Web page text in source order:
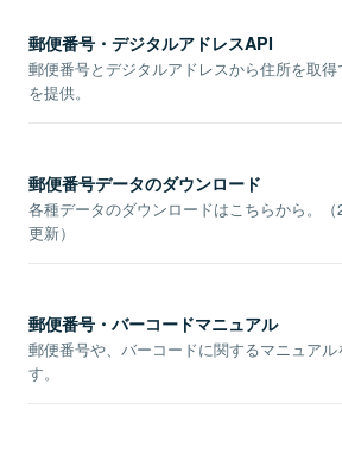
郵便番号・デジタルアドレスAPI
郵便番号とデジタルアドレスから住所を取
を提供。
郵便番号データのダウンロード
各種データのダウンロードはこちらから。（
更新）
郵便番号・バーコードマニュアル
郵便番号や、バーコードに関するマニュアル
す。